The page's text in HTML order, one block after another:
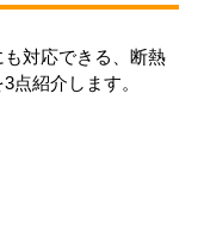
対応できる、断熱
点紹介します。